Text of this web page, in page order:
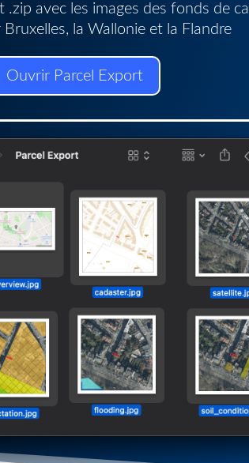
avec les images des fonds de
la Wallonie et la Flandre
Ouvrir Parcel Export